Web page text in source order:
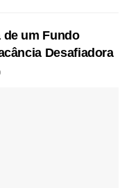
de um Fundo
Desafiadora